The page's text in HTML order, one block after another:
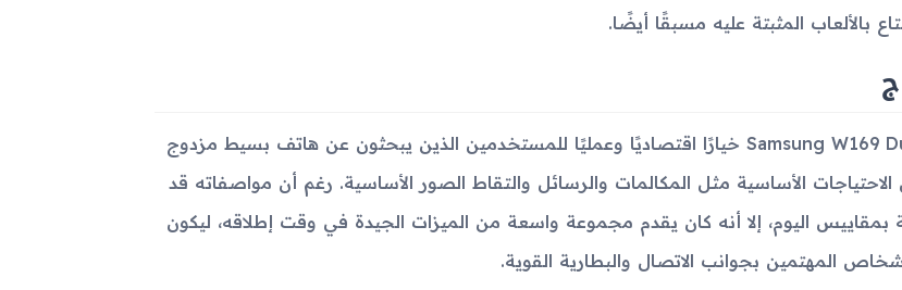
بالألعاب المثبتة عليه مسبقًا أيضًا.
يُعد جهاز Samsung W169 Duos خيارًا اقتصاديًا وعمليًا للمستخدمين الذين يبحثون عن هاتف بسيط مزدوج
الاحتياجات الأساسية مثل المكالمات والرسائل والتقاط الصور الأساسية. رغم أن مواصفاته قد
بمقاييس اليوم، إلا أنه كان يقدم مجموعة واسعة من الميزات الجيدة في وقت إطلاقه، ليكون
المهتمين بجوانب الاتصال والبطارية القوية.